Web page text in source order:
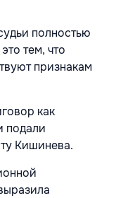
полностью
тем, что
признакам
как
подали
Кишинева.